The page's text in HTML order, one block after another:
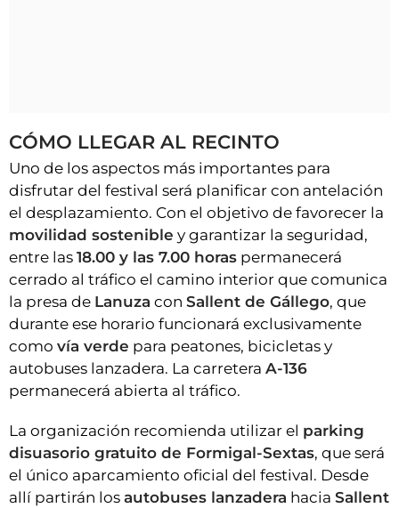
CÓMO LLEGAR AL RECINTO
Uno de los aspectos más importantes para
disfrutar del festival será planificar con antelación
el desplazamiento. Con el objetivo de favorecer la
movilidad sostenible y garantizar la seguridad,
entre las 18.00 y las 7.00 horas permanecerá
cerrado al tráfico el camino interior que comunica
la presa de Lanuza con Sallent de Gállego, que
durante ese horario funcionará exclusivamente
como vía verde para peatones, bicicletas y
autobuses lanzadera. La carretera A-136
permanecerá abierta al tráfico.
La organización recomienda utilizar el parking
disuasorio gratuito de Formigal-Sextas, que será
el único aparcamiento oficial del festival. Desde
allí partirán los autobuses lanzadera hacia Sallent